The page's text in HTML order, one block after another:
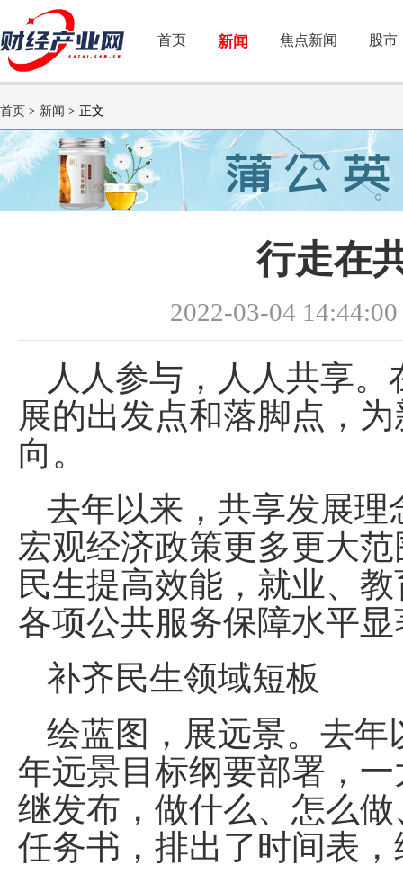
首页 新闻 焦点新闻 股市
首页 > 新闻 > 正文
行走在
2022-03-04 14:44:00
人人参与，人人共享
展的出发点和落脚点，
向。
去年以来，共享发展
宏观经济政策更多更大
民生提高效能，就业、
各项公共服务保障水平
补齐民生领域短板
绘蓝图，展远景。去年
年远景目标纲要部署，
继发布，做什么、怎么
任务书，排出了时间表